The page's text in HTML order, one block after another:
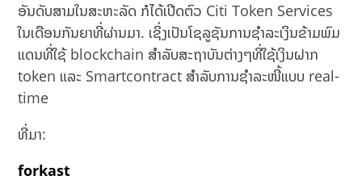
ອັນດັບສາມໃນສະຫະລັດ ກໍໄດ້ເປີດຕົວ Citi Token Services
ໃນເດືອນກັນຍາທີ່ຜ່ານມາ. ເຊິ່ງເປັນໂຊລູຊັນການຊຳລະເງິນຂ້າມພົມ
ແດນທີ່ໃຊ້ blockchain ສໍາລັບສະຖາບັນຕ່າງໆທີ່ໃຊ້ເງິນຝາກ
token ແລະ Smartcontract ສໍາລັບການຊໍາລະໜີ້ແບບ real-
time
ທີ່ມາ:
forkast